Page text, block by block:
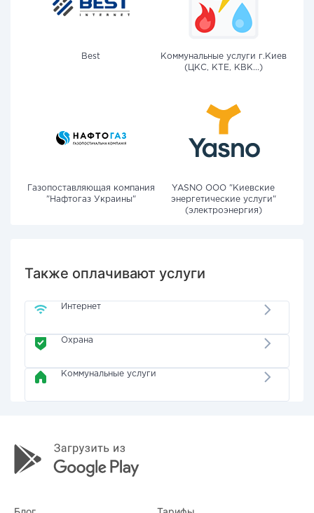
Best
Коммунальные услуги г.Киев
(ЦКС, КТЕ, КВК...)
Газопоставляющая компания
"Нафтогаз Украины"
YASNO OOO "Киевские
энергетические услуги"
(электроэнергия)
Также оплачивают услуги
Интернет
Охрана
Коммунальные услуги